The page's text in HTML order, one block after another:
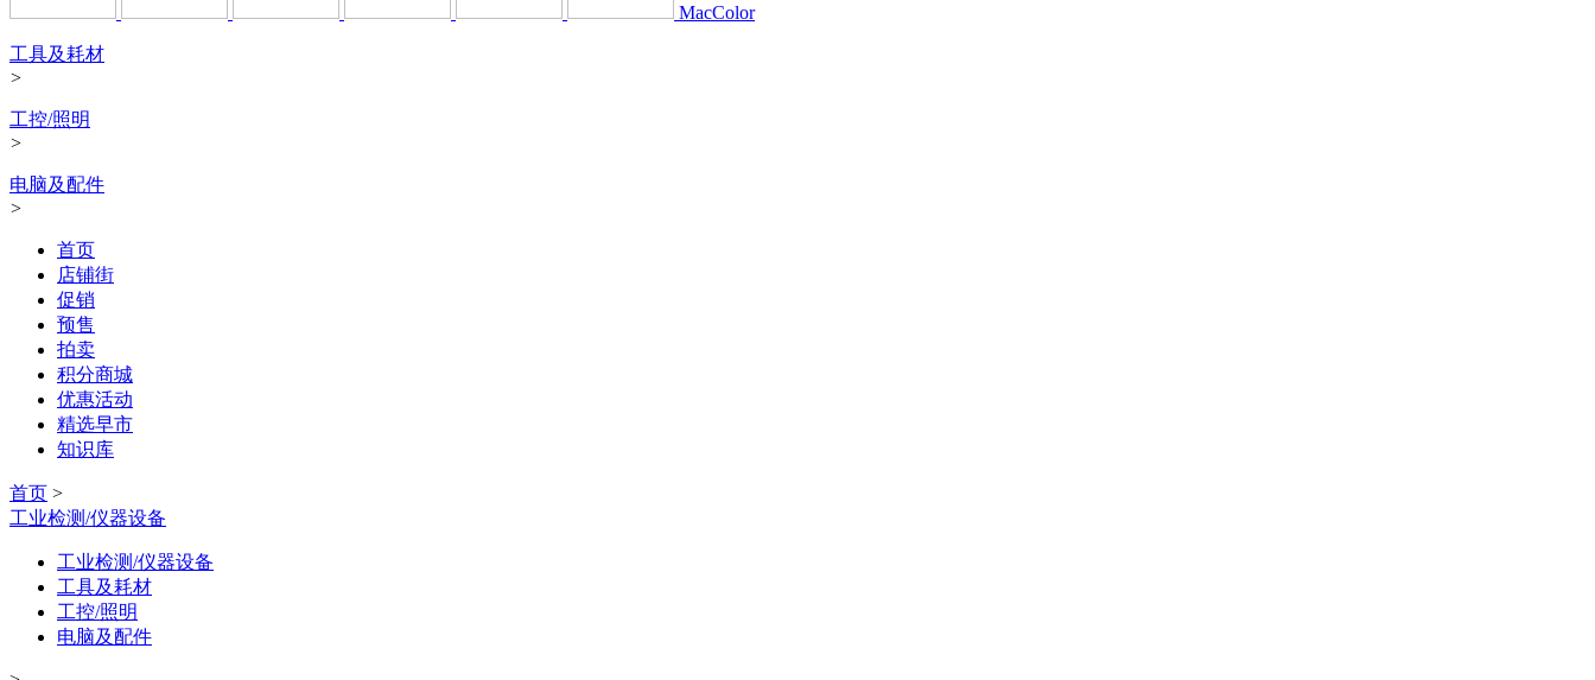
MacColor
工具及耗材
>
工控/照明
>
电脑及配件
>
首页
店铺街
促销
预售
拍卖
积分商城
优惠活动
精选早市
知识库
首页 >
工业检测/仪器设备
工业检测/仪器设备
工具及耗材
工控/照明
电脑及配件